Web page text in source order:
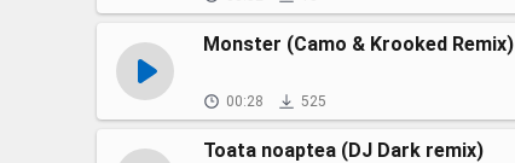
Monster (Camo & Krooked Remix)
00:28 525
Toata noaptea (DJ Dark remix)